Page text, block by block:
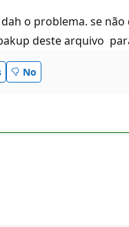
o problema. se
deste arquivo
No